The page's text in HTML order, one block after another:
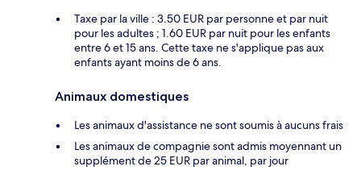
Taxe par la ville : 3.50 EUR par personne et par nuit
pour les adultes ; 1.60 EUR par nuit pour les enfants
entre 6 et 15 ans. Cette taxe ne s'applique pas aux
enfants ayant moins de 6 ans.
Animaux domestiques
Les animaux d'assistance ne sont soumis à aucuns frais
Les animaux de compagnie sont admis moyennant un
supplément de 25 EUR par animal, par jour